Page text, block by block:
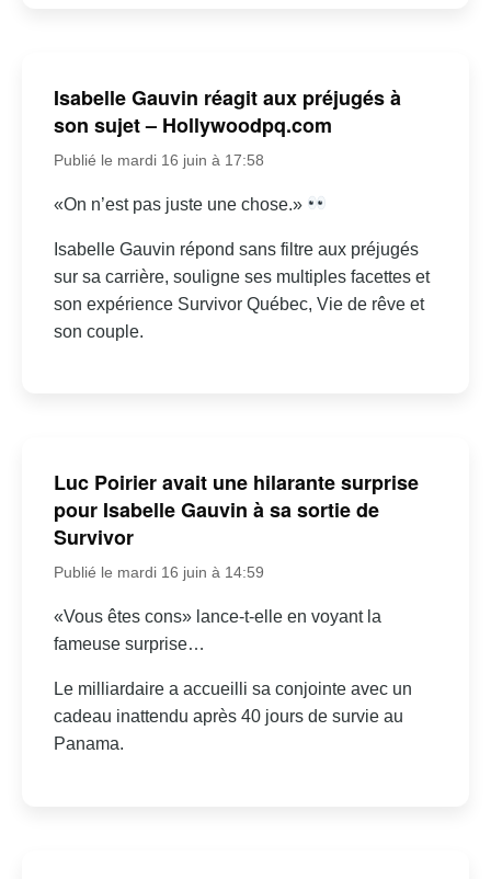
Isabelle Gauvin réagit aux préjugés à
son sujet – Hollywoodpq.com
Publié le mardi 16 juin à 17:58
«On n’est pas juste une chose.»
Isabelle Gauvin répond sans filtre aux préjugés
sur sa carrière, souligne ses multiples facettes et
son expérience Survivor Québec, Vie de rêve et
son couple.
Luc Poirier avait une hilarante surprise
pour Isabelle Gauvin à sa sortie de
Survivor
Publié le mardi 16 juin à 14:59
«Vous êtes cons» lance-t-elle en voyant la
fameuse surprise…
Le milliardaire a accueilli sa conjointe avec un
cadeau inattendu après 40 jours de survie au
Panama.